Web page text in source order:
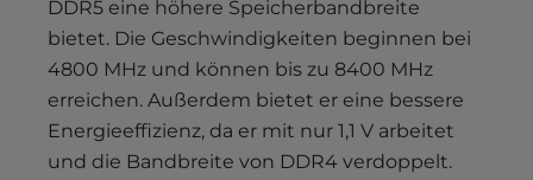
DDR5 eine höhere Speicherbandbreite
bietet. Die Geschwindigkeiten beginnen bei
4800 MHz und können bis zu 8400 MHz
erreichen. Außerdem bietet er eine bessere
Energieeffizienz, da er mit nur 1,1 V arbeitet
und die Bandbreite von DDR4 verdoppelt.